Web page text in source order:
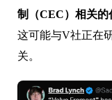
制（CEC）相关的
这可能与V社正在
关。